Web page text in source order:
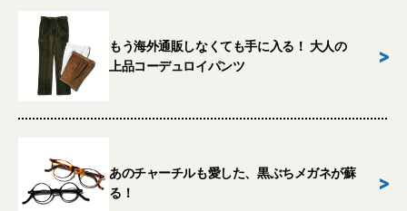
もう海外通販しなくても手に入る！ 大人の
上品コーデュロイパンツ
>
あのチャーチルも愛した、黒ぶちメガネが蘇
る！
>